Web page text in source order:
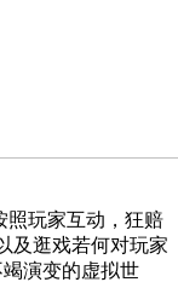
玩家互动，狂赔
及逛戏若何对玩家
演变的虚拟世